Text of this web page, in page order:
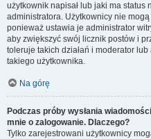
użytkownik napisał lub jaki ma status
administratora. Użytkownicy nie
ponieważ ustawia je administrator
aby zwiększyć swój licznik postów i
toleruje takich działań i moderator
takiego użytkownika.
Na górę
Podczas próby wysłania
mnie o zalogowanie. Dlaczego?
Tylko zarejestrowani użytkownicy